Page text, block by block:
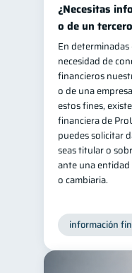
Retiro
Gasto
información
¿Necesitas
o de un
En
necesidad de
financieros
o de una
estos fines,
financiera de
puedes solicitar
seas titular o
ante una
o cambiaria.
información